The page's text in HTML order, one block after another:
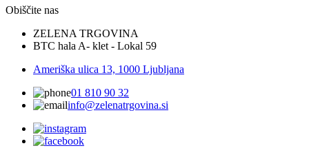
Obiščite nas
ZELENA TRGOVINA
BTC hala A- klet - Lokal 59
Ameriška ulica 13, 1000 Ljubljana
01 810 90 32
info@zelenatrgovina.si